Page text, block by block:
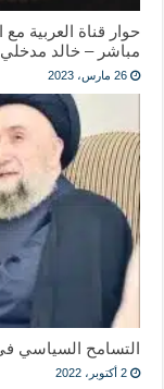
حوار قناة العربية
مباشر – خالد مدخلي
26 مارس، 2023
التسامح السياسي
2 أكتوبر، 2022